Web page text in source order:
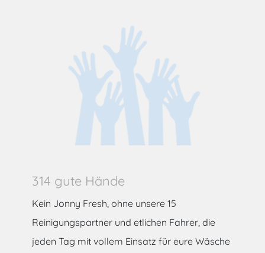
314 gute Hände
Kein Jonny Fresh, ohne unsere 15
Reinigungspartner und etlichen Fahrer, die
jeden Tag mit vollem Einsatz für eure Wäsche